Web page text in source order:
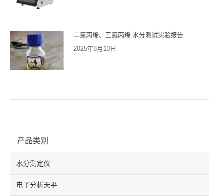
二氯丙烯、三氯丙烯 水分测试实验报告
2025年8月13日
产品类别
水分测定仪
电子分析天平